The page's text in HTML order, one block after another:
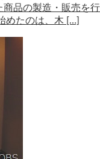
商品の製造・販売を行
めたのは、木 […]